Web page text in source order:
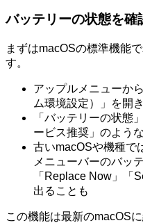
バッテリーの状態を確
まずはmacOSの標準機能
す。
アップルメニューか
ム環境設定）」を開
「バッテリーの状態
ービス推奨」のよう
古いmacOSや機種で
メニューバーのバッ
「Replace Now」「
出ることも
この機能は最新のmacOS